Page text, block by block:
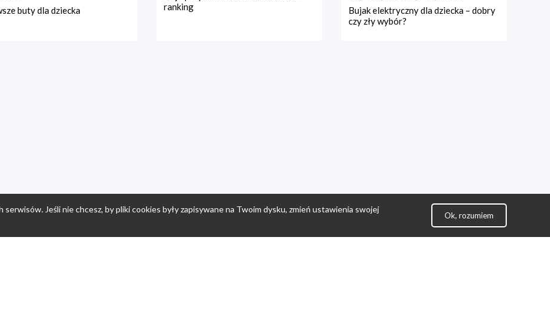
buty dla dziecka
ranking
Bujak elektryczny dla dziecka – dobry
czy zły wybór?
Jeśli nie chcesz, by pliki cookies były zapisywane na Twoim dysku, zmień ustawienia swojej
Ok, rozumiem